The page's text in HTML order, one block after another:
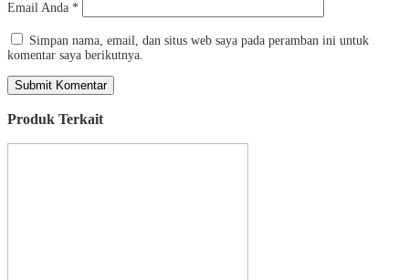
Email Anda *
Simpan nama, email, dan situs web saya pada peramban ini untuk
komentar saya berikutnya.
Produk Terkait